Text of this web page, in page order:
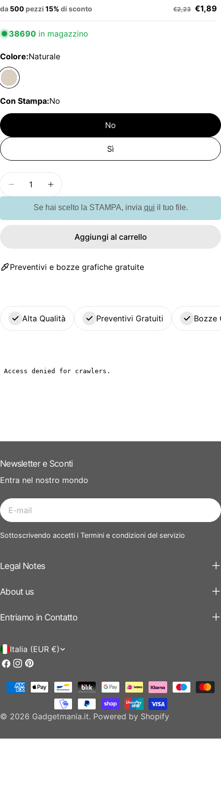
da 500 pezzi 15% di sconto €2,23 €1,89
38690 in magazzino
Colore:Naturale
Con Stampa:No
No
Sì
Diminuisci la quantità per G113203 Apribottiglie
Aumenta la quantità per G113203
Se hai scelto la STAMPA, invia qui il tuo file.
Aggiungi al carrello
Preventivi e bozze grafiche gratuite
Alta Qualità Preventivi Gratuiti Bozze
Legal Notes
About us
Entriamo in Contatto
Newsletter e Sconti
Entra nel nostro mondo
E-
mail
Sottoscrivendo accetti i Termini e condizioni del servizio
P
a
e
Italia (EUR €)
Facebook
Instagram
Pinterest
© 2026 Gadgetmania.it. Powered by Shopify
Modalità
pagamento